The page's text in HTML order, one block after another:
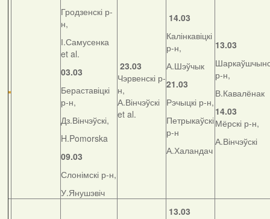
Гродзенскі р-
н,
І.Самусенка
et al.
03.03
Бераставіцкі
р-н,
Дз.Вінчэўскі,
H.Pomorska
09.03
Слонімскі р-н,
У.Янушэвіч
23.03
Чэрвенскі р-
н,
А.Вінчэўскі
et al.
14.03
Калінкавіцкі
р-н,
А.Шэўчык
21.03
Рэчыцкі р-н,
Петрыкаўскі
р-н
А.Халандач
13.03
р-н,
В.Кавалёнак
14.03
Мёрскі р-н,
А.Вінчэўскі
13.03